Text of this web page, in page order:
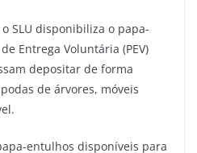
SLU disponibiliza o papa-
Entrega Voluntária (PEV)
depositar de forma
de árvores, móveis
entulhos disponíveis para